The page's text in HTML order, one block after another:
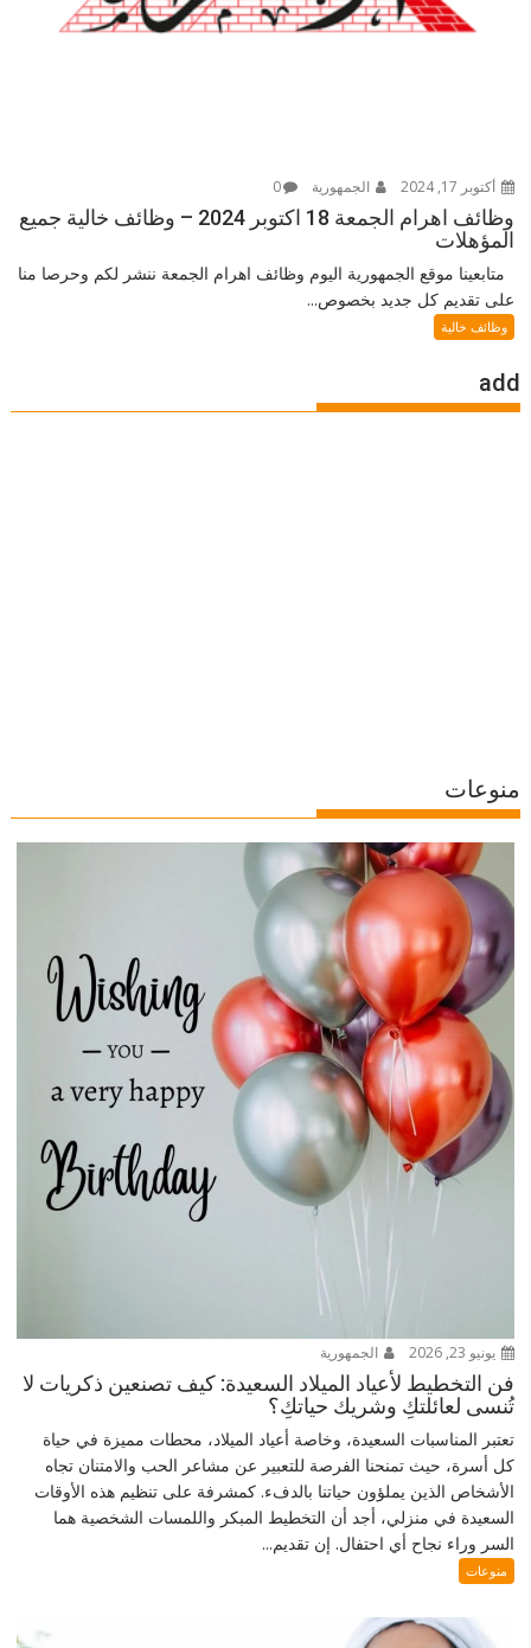
أكتوبر 17, 2024 الجمهورية 0
وظائف اهرام الجمعة 18 اكتوبر 2024 – وظائف خالية جميع
المؤهلات
متابعينا موقع الجمهورية اليوم وظائف اهرام الجمعة ننشر لكم وحرصا منا
على تقديم كل جديد بخصوص...
وظائف خالية
add
منوعات
يونيو 23, 2026 الجمهورية
فن التخطيط لأعياد الميلاد السعيدة: كيف تصنعين ذكريات لا
تُنسى لعائلتكِ وشريك حياتكِ؟
تعتبر المناسبات السعيدة، وخاصة أعياد الميلاد، محطات مميزة في حياة
كل أسرة، حيث تمنحنا الفرصة للتعبير عن مشاعر الحب والامتنان تجاه
الأشخاص الذين يملؤون حياتنا بالدفء. كمشرفة على تنظيم هذه الأوقات
السعيدة في منزلي، أجد أن التخطيط المبكر واللمسات الشخصية هما
السر وراء نجاح أي احتفال. إن تقديم...
منوعات